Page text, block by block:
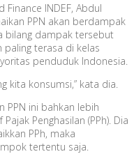
INDEF, Abdul
PPN akan berdampak
bilang dampak tersebut
paling terasa di kelas
penduduk Indonesia.
kita konsumsi,” kata dia.
PPN ini bahkan lebih
Penghasilan (PPh). Dia
PPh, maka
tertentu saja.